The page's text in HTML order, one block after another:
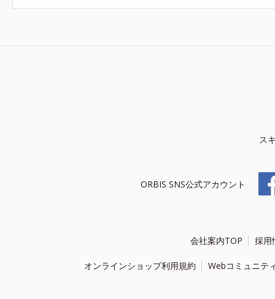
ス
ORBIS SNS公式アカウント
会社案内TOP 採用
オンラインショップ利用規約 Webコミュニテ